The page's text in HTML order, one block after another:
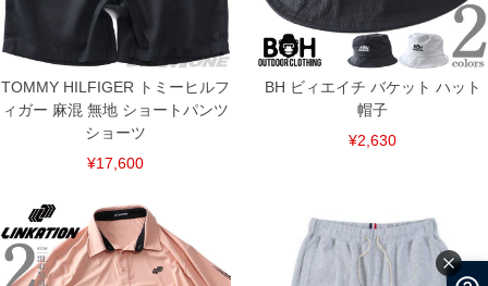
TOMMY HILFIGER トミーヒルフ
ィガー 麻混 無地 ショートパンツ
ショーツ
¥17,600
BH ビィエイチ バケット ハット
帽子
¥2,630